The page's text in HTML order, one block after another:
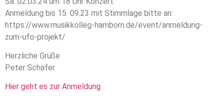
Anmeldung bis 15. 09.23 mit Stimmlage bitte an:
https://www.musikkolleg-hamborn.de/event/anmeldung-
zum-ufo-projekt/
Herzliche Grüße
Peter Schäfer
Hier geht es zur Anmeldung